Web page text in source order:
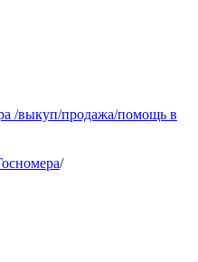
/выкуп/продажа/помощь в
/